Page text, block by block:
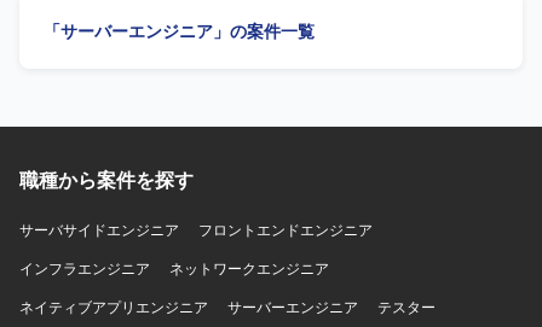
成し、ステークホルダーへ報告いたします。 【求める人物
方が望ましいです。 冷静な判断力と高いストレス耐性・対
力】 航空業界の機内販売領域におけるPOSデバイス刷新プ
ロー設計など上流工程から携わることができます。 プロジ
の作成などを通じて、プロジェクトマネジメントスキルを
高めていただけます。 【開発環境】 Google Workspaceを
活用したドキュメント作成および情報共有を行います。
OCI環境構築からデータ移行、運用設計まで一連の経験を積
「サーバーエンジニア」の案件一覧
職種から案件を探す
サーバサイドエンジニア
フロントエンドエンジニア
インフラエンジニア
ネットワークエンジニア
ネイティブアプリエンジニア
サーバーエンジニア
テスター